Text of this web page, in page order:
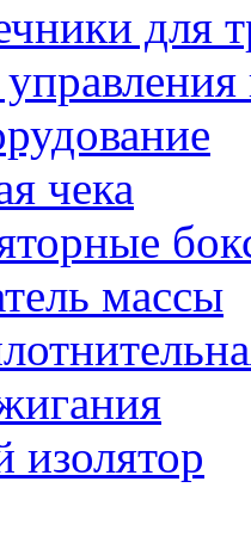
для
чека
массы
изолятор